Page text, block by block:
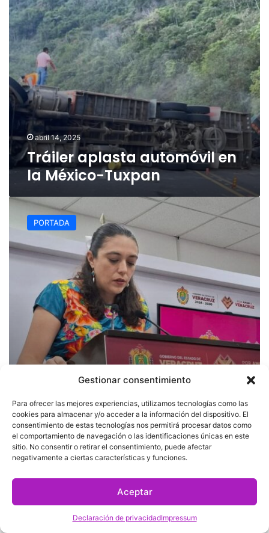
Gestionar consentimiento
Para ofrecer las mejores experiencias, utilizamos tecnologías como las
cookies para almacenar y/o acceder a la información del dispositivo. El
consentimiento de estas tecnologías nos permitirá procesar datos como
el comportamiento de navegación o las identificaciones únicas en este
sitio. No consentir o retirar el consentimiento, puede afectar
negativamente a ciertas características y funciones.
Aceptar
Declaración de privacidadImpressum
Tuxpan
abril 14, 2025
Tráiler aplasta automóvil en
la México-Tuxpan
Pequeña
años
pierde
Tuxpan,
confirma
PC
PORTADA
Pequeña de 7 años pierde la
vida en playa de Tuxpan,
confirma PC